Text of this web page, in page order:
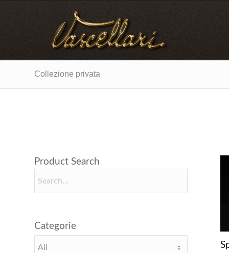
Collezione privata
Product Search
Categorie